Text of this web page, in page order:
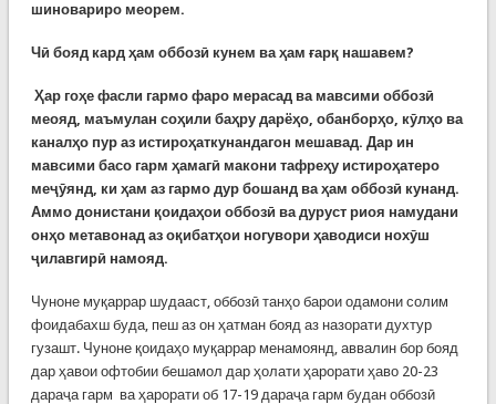
шиновариро меорем.
Чӣ бояд кард ҳам оббозӣ кунем ва ҳам ғарқ нашавем?
Ҳар гоҳе фасли гармо фаро мерасад ва мавсими оббозӣ
меояд, маъмулан соҳили баҳру дарёҳо, обанборҳо, кӯлҳо ва
каналҳо пур аз истироҳаткунандагон мешавад. Дар ин
мавсими басо гарм ҳамагӣ макони тафреҳу истироҳатеро
меҷӯянд, ки ҳам аз гармо дур бошанд ва ҳам оббозӣ кунанд.
Аммо донистани қоидаҳои оббозӣ ва дуруст риоя намудани
онҳо метавонад аз оқибатҳои ногувори ҳаводиси нохӯш
ҷилавгирӣ намояд.
Чуноне муқаррар шудааст, оббозӣ танҳо барои одамони солим
фоидабахш буда, пеш аз он ҳатман бояд аз назорати духтур
гузашт. Чуноне қоидаҳо муқаррар менамоянд, аввалин бор бояд
дар ҳавои офтобии бешамол дар ҳолати ҳарорати ҳаво 20-23
дараҷа гарм ва ҳарорати об 17-19 дараҷа гарм будан оббозӣ